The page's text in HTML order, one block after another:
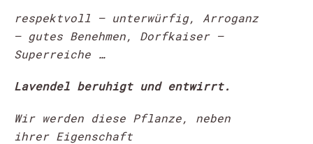
respektvoll – unterwürfig, Arroganz
– gutes Benehmen, Dorfkaiser –
Superreiche …
Lavendel beruhigt und entwirrt.
Wir werden diese Pflanze, neben
ihrer Eigenschaft